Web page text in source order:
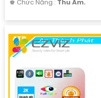
️♚ Chức Năng : Thu Âm.